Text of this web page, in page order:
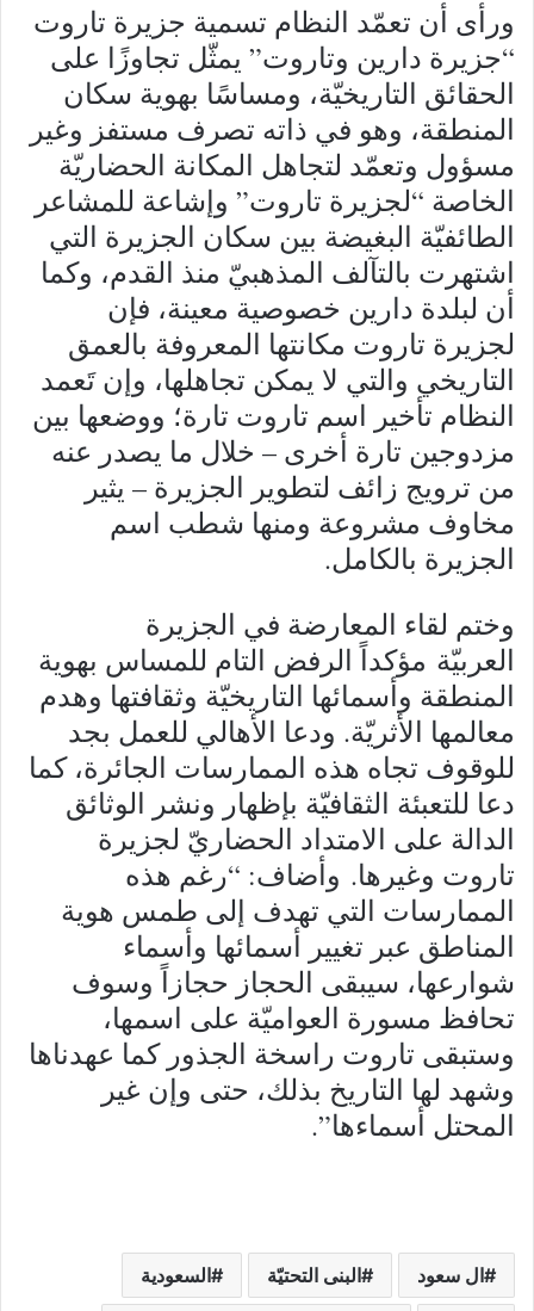
ورأى أن تعمّد النظام تسمية جزيرة تاروت
“جزيرة دارين وتاروت” يمثّل تجاوزًا على
الحقائق التاريخيّة، ومساسًا بهوية سكان
المنطقة، وهو في ذاته تصرف مستفز وغير
مسؤول وتعمّد لتجاهل المكانة الحضاريّة
الخاصة “لجزيرة تاروت” وإشاعة للمشاعر
الطائفيّة البغيضة بين سكان الجزيرة التي
اشتهرت بالتآلف المذهبيّ منذ القدم، وكما
أن لبلدة دارين خصوصية معينة، فإن
لجزيرة تاروت مكانتها المعروفة بالعمق
التاريخي والتي لا يمكن تجاهلها، وإن تَعمد
النظام تأخير اسم تاروت تارة؛ ووضعها بين
مزدوجين تارة أخرى – خلال ما يصدر عنه
من ترويج زائف لتطوير الجزيرة – يثير
مخاوف مشروعة ومنها شطب اسم
الجزيرة بالكامل.
وختم لقاء المعارضة في الجزيرة
العربيّة مؤكداً الرفض التام للمساس بهوية
المنطقة وأسمائها التاريخيّة وثقافتها وهدم
معالمها الأثريّة. ودعا الأهالي للعمل بجد
للوقوف تجاه هذه الممارسات الجائرة، كما
دعا للتعبئة الثقافيّة بإظهار ونشر الوثائق
الدالة على الامتداد الحضاريّ لجزيرة
تاروت وغيرها. وأضاف: “رغم هذه
الممارسات التي تهدف إلى طمس هوية
المناطق عبر تغيير أسمائها وأسماء
شوارعها، سيبقى الحجاز حجازاً وسوف
تحافظ مسورة العواميّة على اسمها،
وستبقى تاروت راسخة الجذور كما عهدناها
وشهد لها التاريخ بذلك، حتى وإن غير
المحتل أسماءها”.
ال سعود البنى التحتيّة السعودية